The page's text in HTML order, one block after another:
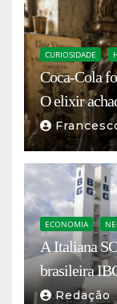
CURIOSIDADE
Coca-Cola
O elixir
ECONOMIA
A Italiana
brasileira
Redação